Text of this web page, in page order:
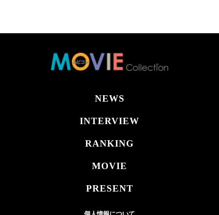
NEWS
INTERVIEW
RANKING
MOVIE
PRESENT